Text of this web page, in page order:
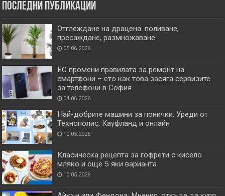
Последни публикации
Отглеждане на драцена: поливане,
пресаждане, размножаване
05.06.2026
ЕС промени правилата за ремонт на
смартфони – ето как това засяга сервизите
за телефони в София
04.06.2026
Най-добрите машини за понички: Уреди от
Технополис, Кауфланд и онлайн
10.05.2026
Класическа рецепта за гофрети с кисело
мляко и още 5 яки варианта
10.05.2026